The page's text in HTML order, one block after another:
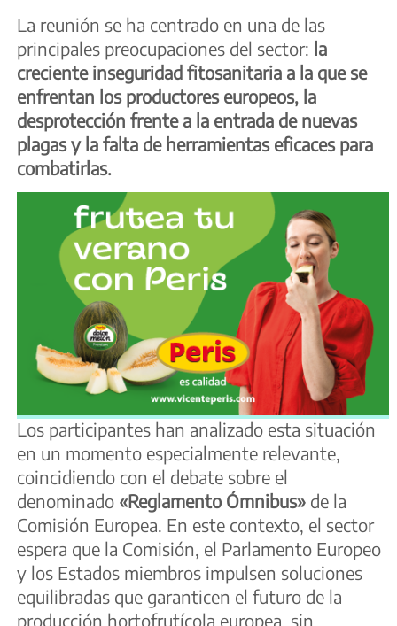
La reunión se ha centrado en una de las
principales preocupaciones del sector: la
creciente inseguridad fitosanitaria a la que se
enfrentan los productores europeos, la
desprotección frente a la entrada de nuevas
plagas y la falta de herramientas eficaces para
combatirlas.
Los participantes han analizado esta situación
en un momento especialmente relevante,
coincidiendo con el debate sobre el
denominado «Reglamento Ómnibus» de la
Comisión Europea. En este contexto, el sector
espera que la Comisión, el Parlamento Europeo
y los Estados miembros impulsen soluciones
equilibradas que garanticen el futuro de la
producción hortofrutícola europea, sin